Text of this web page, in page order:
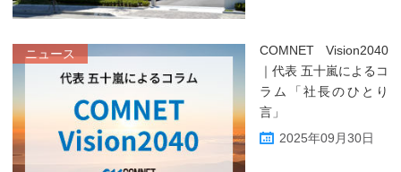
ニュース
COMNET Vision2040
｜代表 五十嵐によるコ
ラム「社長のひとり
言」
2025年09月30日